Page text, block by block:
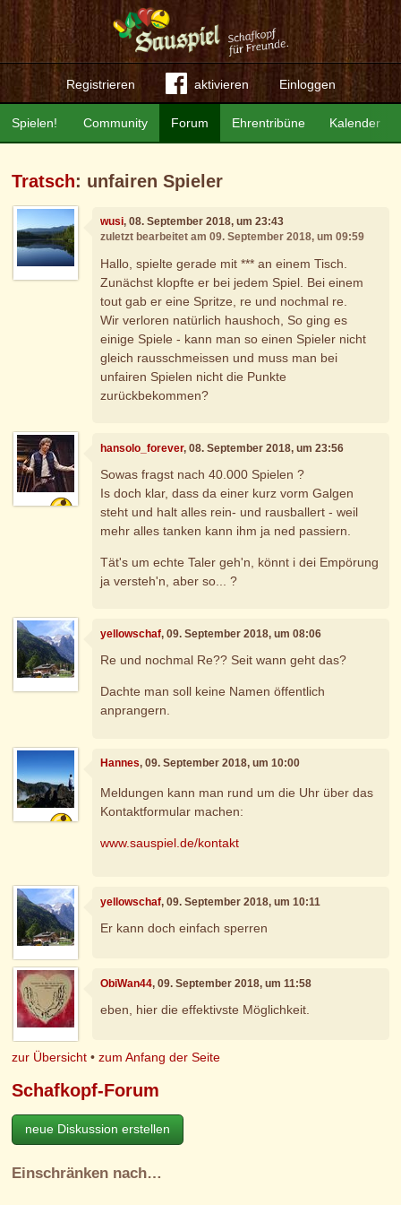
Registrieren aktivieren Einloggen
Community Forum Ehrentribüne Kalender
Spielen!
Tratsch: unfairen Spieler
wusi, 08. September 2018, um 23:43
zuletzt bearbeitet am 09. September 2018, um 09:59
Hallo, spielte gerade mit *** an einem Tisch.
Zunächst klopfte er bei jedem Spiel. Bei einem
tout gab er eine Spritze, re und nochmal re.
Wir verloren natürlich haushoch, So ging es
einige Spiele - kann man so einen Spieler nicht
gleich rausschmeissen und muss man bei
unfairen Spielen nicht die Punkte
zurückbekommen?
hansolo_forever, 08. September 2018, um 23:56
Sowas fragst nach 40.000 Spielen ?
Is doch klar, dass da einer kurz vorm Galgen
steht und halt alles rein- und rausballert - weil
mehr alles tanken kann ihm ja ned passiern.
Tät's um echte Taler geh'n, könnt i dei Empörung
ja versteh'n, aber so... ?
yellowschaf, 09. September 2018, um 08:06
Re und nochmal Re?? Seit wann geht das?
Dachte man soll keine Namen öffentlich
anprangern.
Hannes, 09. September 2018, um 10:00
Meldungen kann man rund um die Uhr über das
Kontaktformular machen:
www.sauspiel.de/kontakt
yellowschaf, 09. September 2018, um 10:11
Er kann doch einfach sperren
ObiWan44, 09. September 2018, um 11:58
eben, hier die effektivste Möglichkeit.
zur Übersicht •zum Anfang der Seite
Schafkopf-Forum
neue Diskussion erstellen
Einschränken nach…